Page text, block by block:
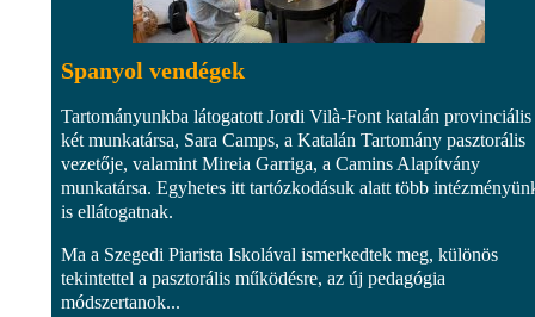
Spanyol vendégek
Tartományunkba látogatott Jordi Vilà-Font katalán provinciális
két munkatársa, Sara Camps, a Katalán Tartomány pasztorális
vezetője, valamint Mireia Garriga, a Camins Alapítvány
munkatársa. Egyhetes itt tartózkodásuk alatt több
is ellátogatnak.
Ma a Szegedi Piarista Iskolával ismerkedtek meg, különös
tekintettel a pasztorális működésre, az új pedagógia
módszertanok...